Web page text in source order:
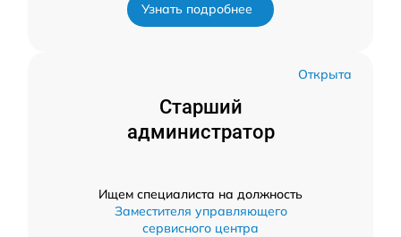
Узнать подробнее
Открыта
Старший
администратор
Ищем специалиста на должность
Заместителя управляющего
сервисного центра